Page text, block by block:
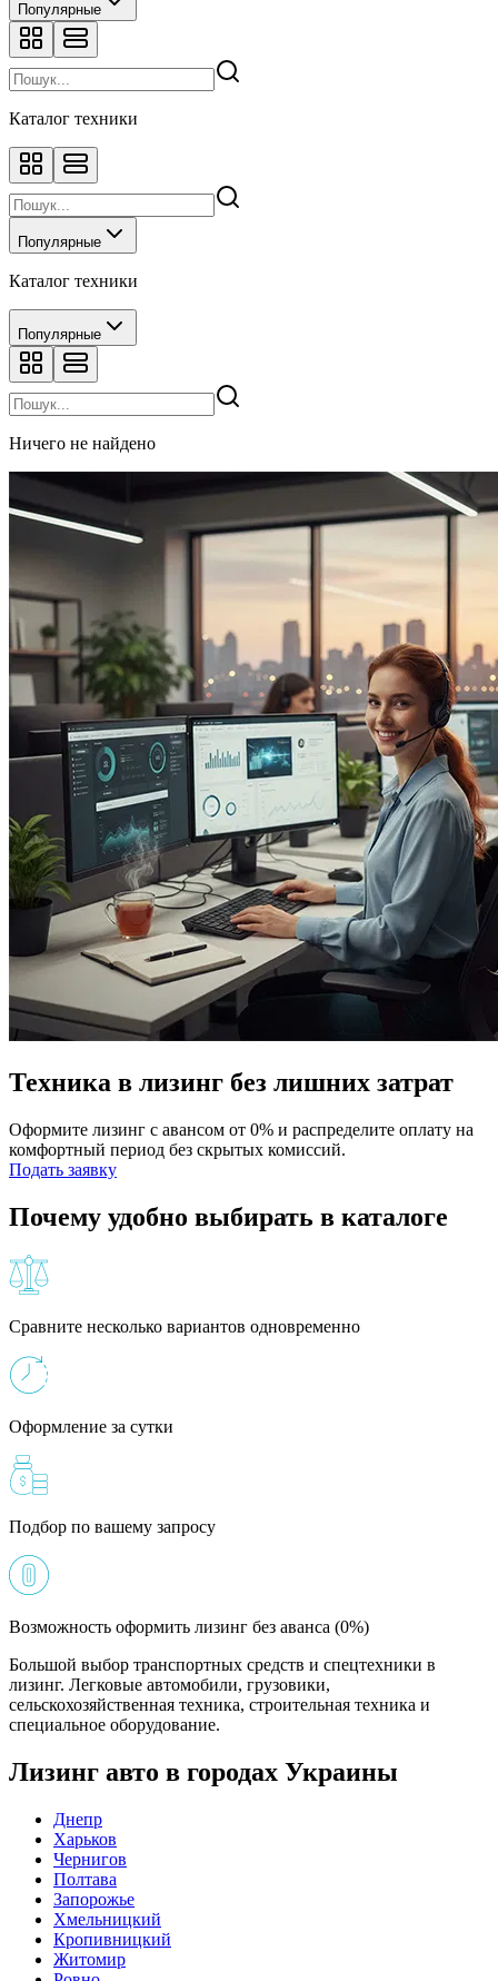
Популярные
Каталог техники
Популярные
Каталог техники
Популярные
Ничего не найдено
Техника в лизинг без лишних затрат
Оформите лизинг с авансом от 0% и распределите оплату на
комфортный период без скрытых комиссий.
Подать заявку
Почему удобно выбирать в каталоге
Сравните несколько вариантов одновременно
Оформление за сутки
Подбор по вашему запросу
Возможность оформить лизинг без аванса (0%)
Большой выбор транспортных средств и спецтехники в
лизинг. Легковые автомобили, грузовики,
сельскохозяйственная техника, строительная техника и
специальное оборудование.
Лизинг авто в городах Украины
Днепр
Харьков
Чернигов
Полтава
Запорожье
Хмельницкий
Кропивницкий
Житомир